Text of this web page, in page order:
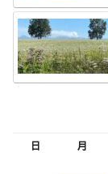
日 月